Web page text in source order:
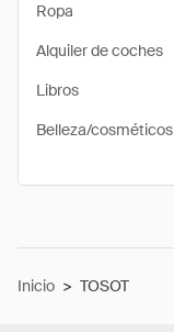
Ropa
Alquiler de coches
Libros
Belleza/cosméticos
Inicio > TOSOT